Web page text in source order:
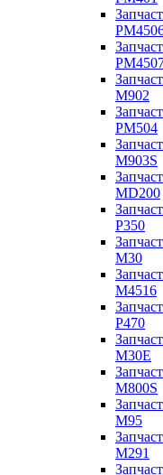
M902
PM504
M903S
MD200
P350
M30
M4516
P470
M30E
M800S
M95
M291